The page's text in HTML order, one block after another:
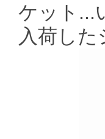
ケット...
入荷し